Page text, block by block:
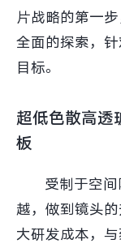
片战略的第一
全面的探索，
目标。
超低色散高透
板
受制于空
越，做到镜头
大研发成本，